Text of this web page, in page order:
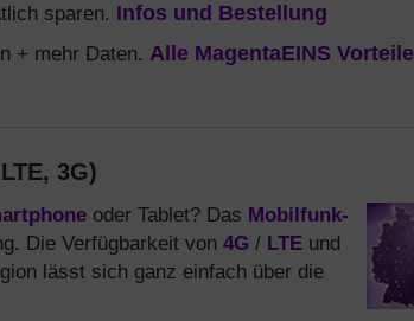
sparen. Infos und Bestellung
+ mehr Daten. Alle MagentaEINS Vorteile
3G)
oder Tablet? Das Mobilfunk-
Die Verfügbarkeit von 4G / LTE und
lässt sich ganz einfach über die